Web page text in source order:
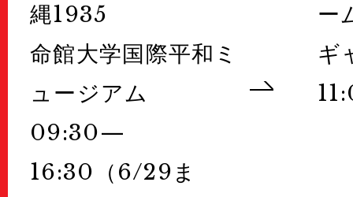
縄1935
命館大学国際平和ミ
ュージアム
09:30—
16:30（6/29ま
ー
ギ